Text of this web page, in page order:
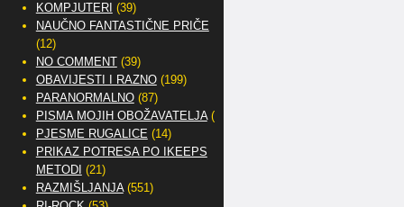
KOMPJUTERI (39)
NAUČNO FANTASTIČNE PRIČE
(12)
NO COMMENT(39)
OBAVIJESTI I RAZNO(199)
PARANORMALNO(87)
PISMA MOJIH OBOŽAVATELJA(2)
PJESME RUGALICE (14)
PRIKAZ POTRESA PO IKEEPS
METODI (21)
RAZMIŠLJANJA(551)